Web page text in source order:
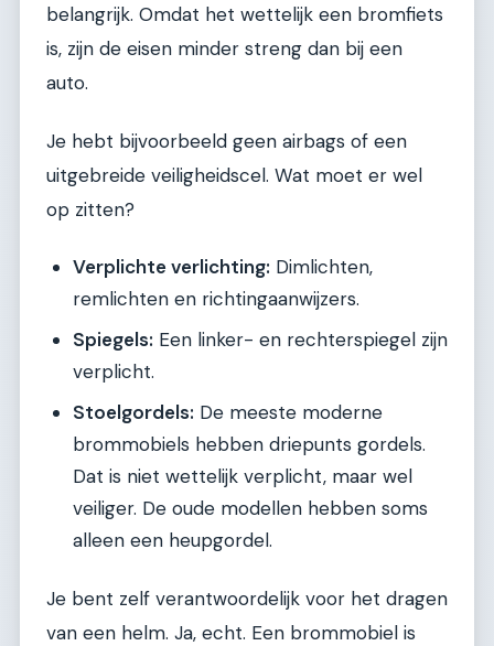
belangrijk. Omdat het wettelijk een bromfiets
is, zijn de eisen minder streng dan bij een
auto.
Je hebt bijvoorbeeld geen airbags of een
uitgebreide veiligheidscel. Wat moet er wel
op zitten?
Verplichte verlichting: Dimlichten,
remlichten en richtingaanwijzers.
Spiegels: Een linker- en rechterspiegel zijn
verplicht.
Stoelgordels: De meeste moderne
brommobiels hebben driepunts gordels.
Dat is niet wettelijk verplicht, maar wel
veiliger. De oude modellen hebben soms
alleen een heupgordel.
Je bent zelf verantwoordelijk voor het dragen
van een helm. Ja, echt. Een brommobiel is